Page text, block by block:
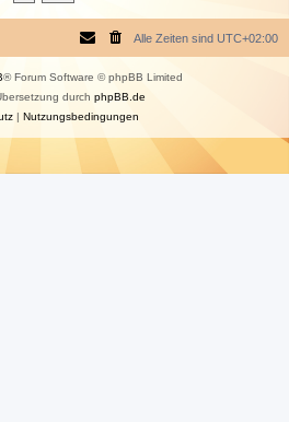
Alle Zeiten sind UTC+02:00
® Forum Software © phpBB Limited
durch phpBB.de
| Nutzungsbedingungen